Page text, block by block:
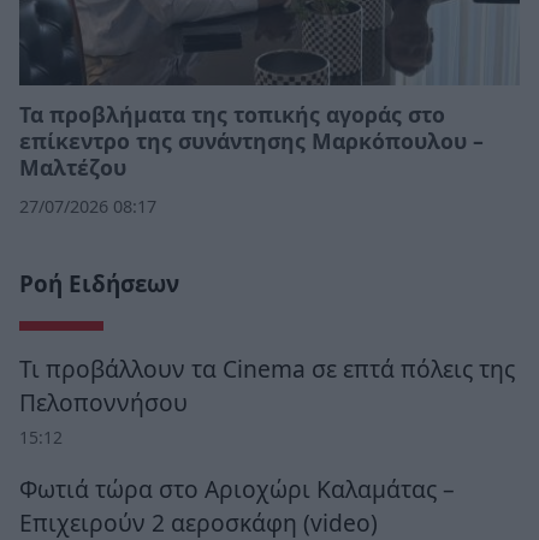
Τα προβλήματα της τοπικής αγοράς στο
επίκεντρο της συνάντησης Μαρκόπουλου –
Μαλτέζου
27/07/2026 08:17
Ροή Ειδήσεων
Τι προβάλλουν τα Cinema σε επτά πόλεις της
Πελοποννήσου
15:12
Φωτιά τώρα στο Αριοχώρι Καλαμάτας –
Επιχειρούν 2 αεροσκάφη (video)